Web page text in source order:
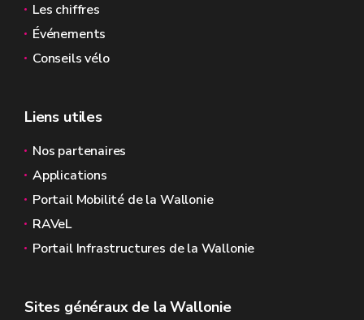
Les chiffres
Événements
Conseils vélo
Liens utiles
Nos partenaires
Applications
Portail Mobilité de la Wallonie
RAVeL
Portail Infrastructures de la Wallonie
Sites généraux de la Wallonie